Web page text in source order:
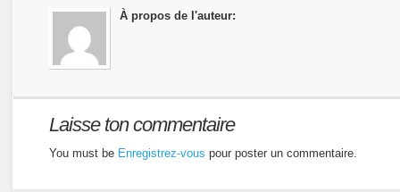
À propos de l'auteur:
Laisse ton commentaire
You must be Enregistrez-vous pour poster un commentaire.